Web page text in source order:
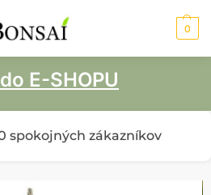
0
E-SHOPU
spokojných zákazníkov